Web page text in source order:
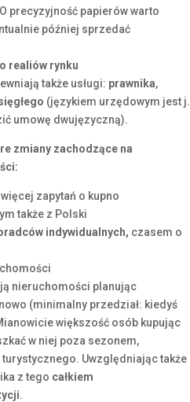
precyzyjność papierów warto
później sprzedać
realiów rynku
także usługi: prawnika,
(językiem urzędowym jest j.
umowę dwujęzyczną).
zmiany zachodzące na
zapytań o kupno
także z Polski
indywidualnych, czasem o
nieruchomości planując
(minimalny przedział: kiedyś
większość osób kupując
w niej poza sezonem,
Uwzględniając także
z tego całkiem
.